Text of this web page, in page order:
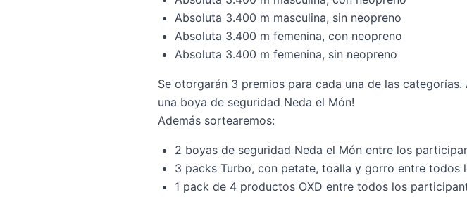
Absoluta 3.400 m masculina, sin neopreno
Absoluta 3.400 m femenina, con neopreno
Absoluta 3.400 m femenina, sin neopreno
Se otorgarán 3 premios para cada una de las
una boya de seguridad Neda el Món!
Además sortearemos:
2 boyas de seguridad Neda el Món entre los
3 packs Turbo, con petate, toalla y gorro entre todos
1 pack de 4 productos OXD entre todos los